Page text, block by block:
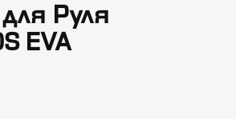
Руля
EVA